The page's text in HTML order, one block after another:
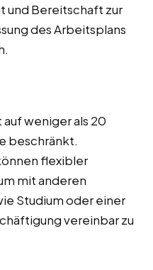
und Bereitschaft zur
des Arbeitsplans
weniger als 20
beschränkt.
flexibler
mit anderen
Studium oder einer
vereinbar zu